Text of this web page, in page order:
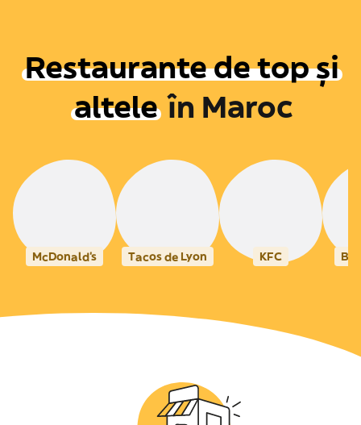
Restaurante de top și
altele în Maroc
McDonald's Tacos de Lyon KFC